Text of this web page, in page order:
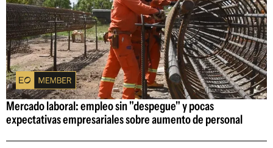
Mercado laboral: empleo sin "despegue" y pocas
expectativas empresariales sobre aumento de personal